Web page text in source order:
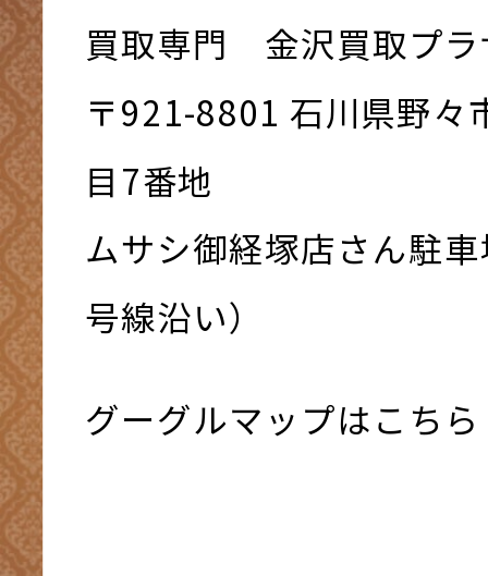
買取専門 金沢買取プラ
〒921-8801 ⽯川県野々
⽬7番地
ムサシ御経塚店さん駐
号線沿い）
グーグルマップはこちら